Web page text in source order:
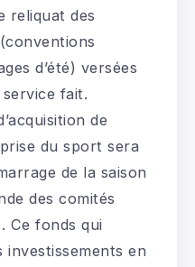
reliquat des
d’été) versées
fait.
de
du sport sera
de la saison
des comités
Ce fonds qui
en